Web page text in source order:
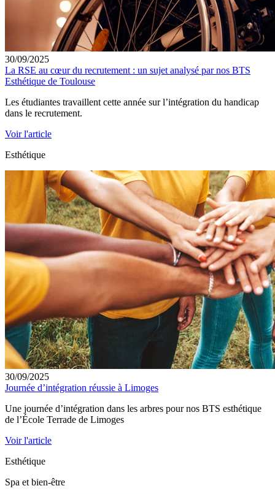
30/09/2025
La RSE au cœur du recrutement : un sujet analysé par nos BTS
Esthétique de Toulouse
Les étudiantes travaillent cette année sur l’intégration du handicap
dans le recrutement.
Voir l'article
Esthétique
30/09/2025
Journée d’intégration réussie à Limoges
Une journée d’intégration dans les arbres pour nos BTS esthétique
de l’École Terrade de Limoges
Voir l'article
Esthétique
Spa et bien-être